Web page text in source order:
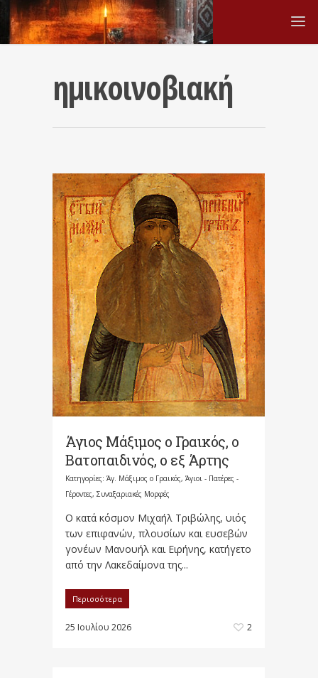
ημικοινοβιακή
Άγιος Μάξιμος ο Γραικός, ο
Βατοπαιδινός, ο εξ Άρτης
Κατηγορίες: Άγ. Μάξιμος ο Γραικός, Άγιοι - Πατέρες -
Γέροντες, Συναξαριακές Μορφές
Ο κατά κόσμον Μιχαήλ Τριβώλης, υιός
των επιφανών, πλουσίων και ευσεβών
γονέων Μανουήλ και Ειρήνης, κατήγετο
από την Λακεδαίμονα της...
Περισσότερα
25 Ιουλίου 2026 2